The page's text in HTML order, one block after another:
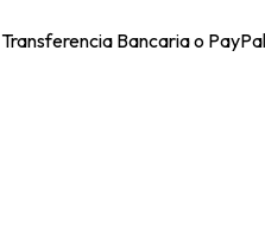
Bancaria o